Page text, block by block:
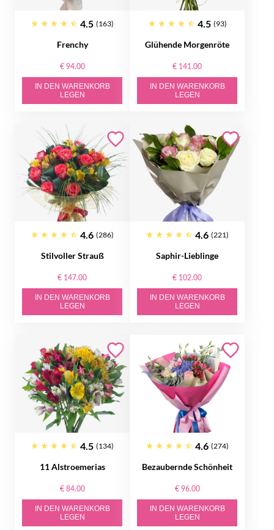
4.5 (163)
Frenchy
€ 94.00
IN DEN WARENKORB
LEGEN
4.5 (93)
Glühende Morgenröte
€ 141.00
IN DEN WARENKORB
LEGEN
4.6 (286)
Stilvoller Strauß
€ 147.00
IN DEN WARENKORB
LEGEN
4.6 (221)
Saphir-Lieblinge
€ 102.00
IN DEN WARENKORB
LEGEN
4.5 (134)
11 Alstroemerias
€ 84.00
IN DEN WARENKORB
LEGEN
4.6 (274)
Bezaubernde Schönheit
€ 96.00
IN DEN WARENKORB
LEGEN